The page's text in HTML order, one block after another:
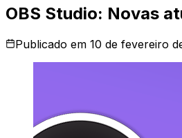
OBS Studio: Novas
Publicado em 10 de fevereiro